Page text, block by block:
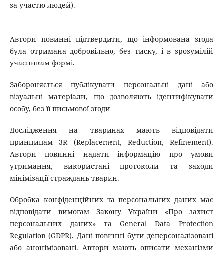
за участю людей).
Автори повинні підтвердити, що інформована згода
була отримана добровільно, без тиску, і в зрозумілій
учасникам формі.
Забороняється публікувати персональні дані або
візуальні матеріали, що дозволяють ідентифікувати
особу, без її письмової згоди.
Дослідження на тваринах мають відповідати
принципам 3R (Replacement, Reduction, Refinement).
Автори повинні надати інформацію про умови
утримання, використані протоколи та заходи
мінімізації страждань тварин.
Обробка конфіденційних та персональних даних має
відповідати вимогам Закону України «Про захист
персональних даних» та General Data Protection
Regulation (GDPR). Дані повинні бути деперсоналізовані
або анонімізовані. Автори мають описати механізми